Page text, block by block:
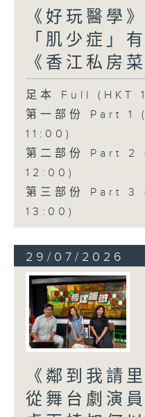
《好玩醫學
「肌少症」
《香江私房菜
足本 Full (HKT
第一部份 Part 1
11:00)
第二部份 Part 2
12:00)
第三部份 Part
13:00)
29/07/2026
《鄰到我請
從舞台劇演